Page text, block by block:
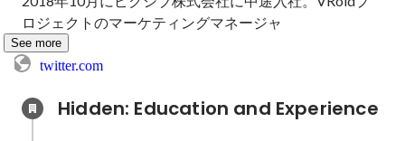
ロジェクトのマーケティングマネージャ
See more
twitter.com